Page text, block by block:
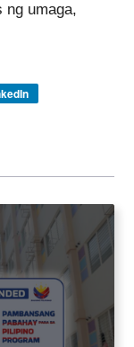
ng umaga,